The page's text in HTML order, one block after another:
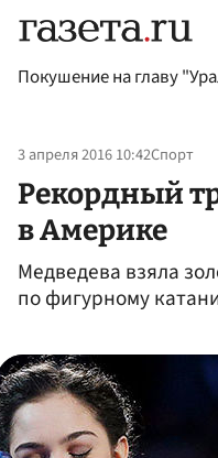
Покушение на главу
3 апреля 2016 10:42Спорт
Рекордный
в Америке
Медведева взяла
по фигурному